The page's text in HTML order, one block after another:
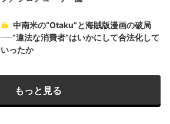
中南米の“Otaku”と海賊版漫画の破局
──“違法な消費者”はいかにして合法化して
いったか
もっと見る